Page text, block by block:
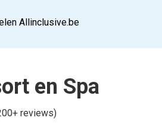
Allinclusive.be
en Spa
reviews)